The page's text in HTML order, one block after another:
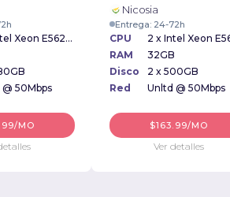
2 x Intel Xeon E5620 2.40GHz
50Mbps
MO
Nicosia
Entrega: 24-72h
CPU
RAM
32GB
Disco
2 x 500GB
Red
Unltd @ 50Mbps
$163.99/MO
Ver detalles